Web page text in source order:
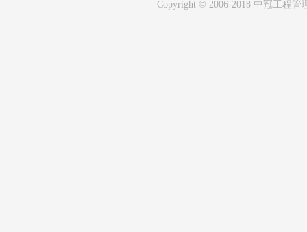
Copyright © 2006-2018 中冠工程管